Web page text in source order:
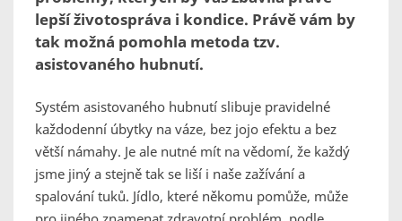
lepší životospráva i kondice. Právě vám by
tak možná pomohla metoda tzv.
asistovaného hubnutí.
Systém asistovaného hubnutí slibuje pravidelné
každodenní úbytky na váze, bez jojo efektu a bez
větší námahy. Je ale nutné mít na vědomí, že každý
jsme jiný a stejně tak se liší i naše zažívání a
spalování tuků. Jídlo, které někomu pomůže, může